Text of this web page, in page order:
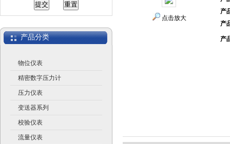
江苏润仪仪表有限公司
产品分类
物位仪表
精密数字压力计
压力仪表
变送器系列
校验仪表
流量仪表
点击放大
产
产
产